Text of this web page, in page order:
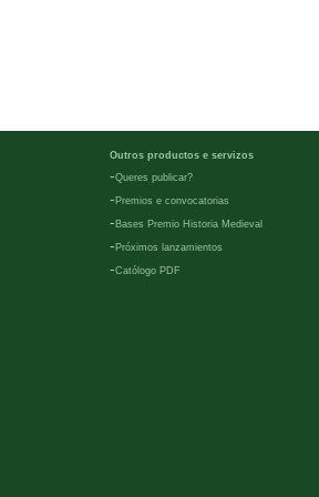
Outros productos e servizos
-Queres publicar?
- Premios e convocatorias
- Bases Premio Historia Medieval
- Próximos lanzamientos
-Católogo PDF